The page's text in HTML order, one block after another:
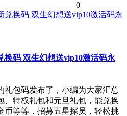
0
换码 双生幻想送vip10激活码永
礼包码发布了，小编为大家汇总
、特权礼包和元旦礼包，能兑换
币等等，招募五星探员，轻松挑